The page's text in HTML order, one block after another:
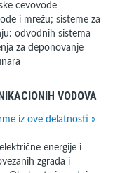
cevovode
i mrežu; sisteme za
odvodnih sistema
za deponovanje
VODOVA
iz ove delatnosti »
energije i
zgrada i